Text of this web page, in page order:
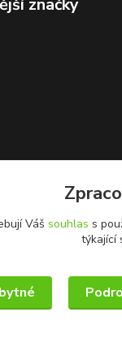
značky
Váš souhlas s
týkající